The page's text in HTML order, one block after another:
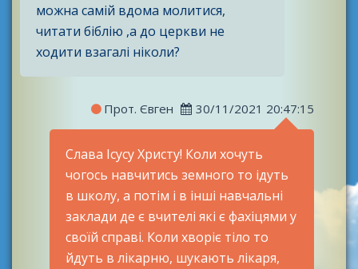
можна самій вдома молитися,
читати біблію ,а до церкви не
ходити взагалі ніколи?
Прот. Євген 30/11/2021 20:47:15
Слава Ісусу Христу! Коли хочуть
чогось навчитись земного то ідуть
в школу, а потім і в інші навчальні
заклади де є вчителі які є фахіцями у
своїй справі. Коли хворіє тіло то
йдуть в лікарню, шукають лікаря,